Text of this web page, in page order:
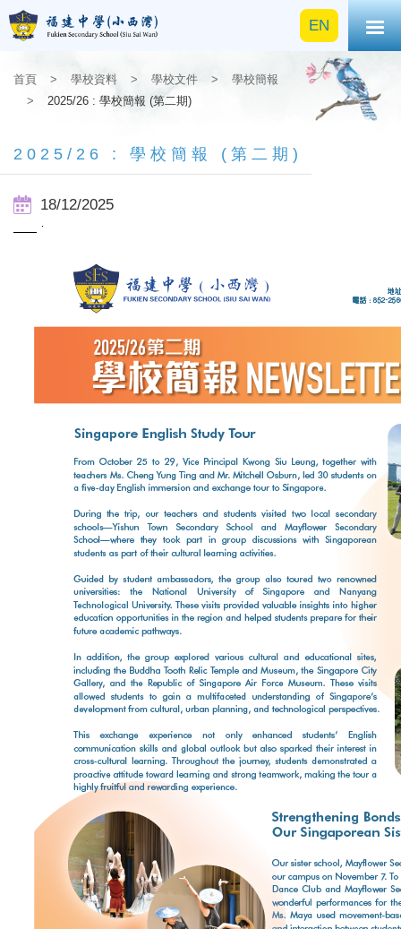
EN
首頁 > 學校資料 > 學校文件 >
學校簡報
>
2025/26 : 學校簡報 (第二期)
2025/26 : 學校簡報 (第二期)
18/12/2025